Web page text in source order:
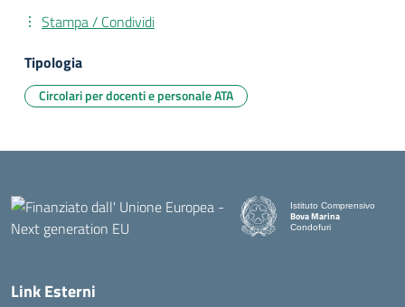
Stampa / Condividi
Tipologia
Circolari per docenti e personale ATA
Istituto Comprensivo
Bova Marina
Condofuri
Link Esterni